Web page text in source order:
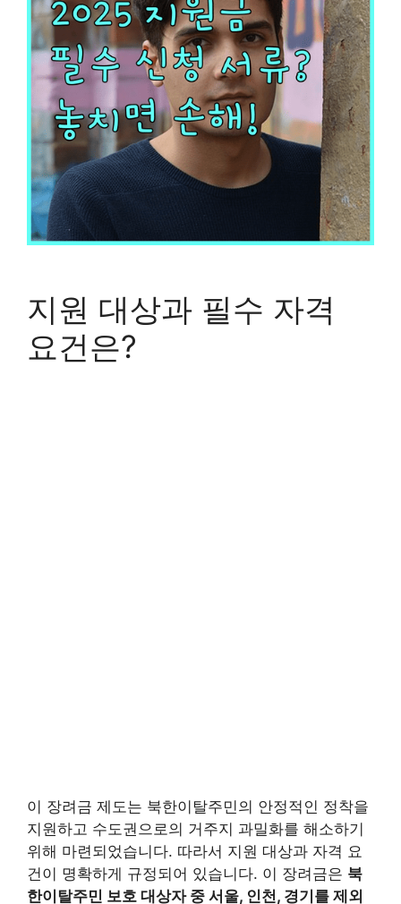
지원 대상과 필수 자격
요건은?
이 장려금 제도는 북한이탈주민의 안정적인 정착을
지원하고 수도권으로의 거주지 과밀화를 해소하기
위해 마련되었습니다. 따라서 지원 대상과 자격 요
건이 명확하게 규정되어 있습니다. 이 장려금은 북
한이탈주민 보호 대상자 중 서울, 인천, 경기를 제외